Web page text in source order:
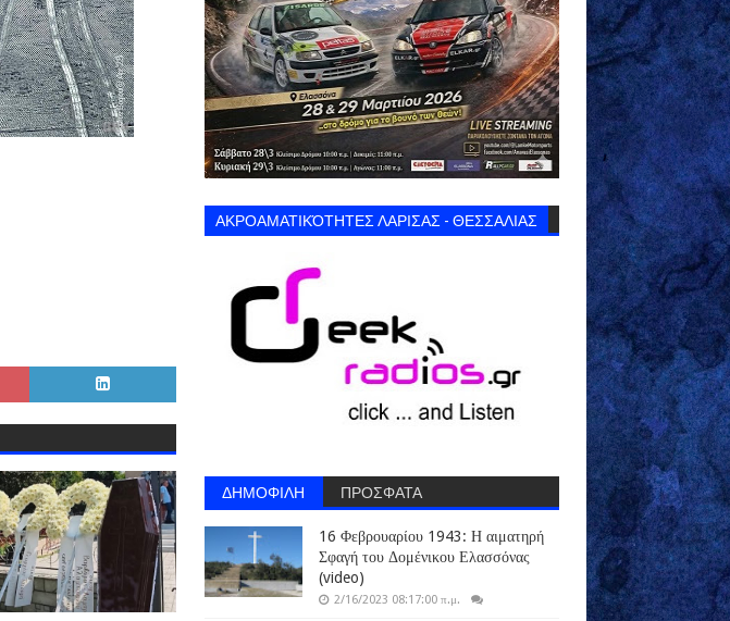
ΑΚΡΟΑΜΑΤΙΚΌΤΗΤΕΣ ΛΑΡΙΣΑΣ - ΘΕΣΣΑΛΙΑΣ
ΔΗΜΟΦΙΛΗ ΠΡΟΣΦΑΤΑ
16 Φεβρουαρίου 1943: Η αιματηρή
Σφαγή του Δομένικου Ελασσόνας
(video)
2/16/2023 08:17:00 π.μ.